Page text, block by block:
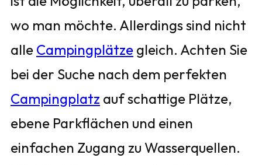
wo man möchte. Allerdings sind nicht
alle Campingplätze gleich. Achten Sie
bei der Suche nach dem perfekten
Campingplatz auf schattige Plätze,
ebene Parkflächen und einen
einfachen Zugang zu Wasserquellen.